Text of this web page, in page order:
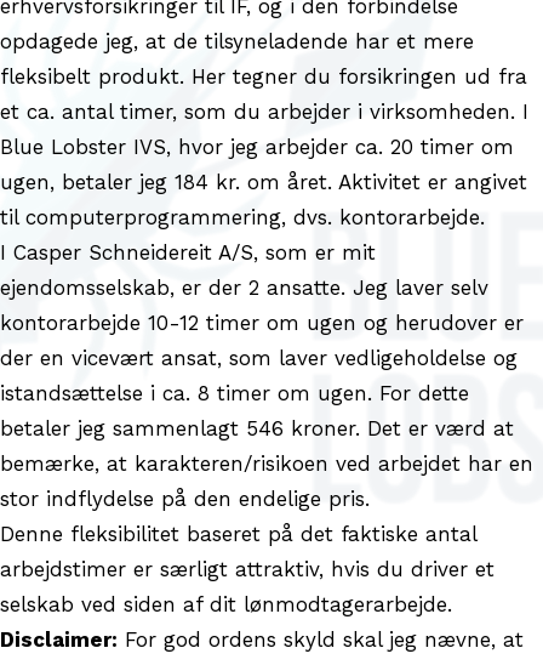
erhvervsforsikringer til IF, og i den forbindelse
opdagede jeg, at de tilsyneladende har et mere
fleksibelt produkt. Her tegner du forsikringen ud fra
et ca. antal timer, som du arbejder i virksomheden. I
Blue Lobster IVS, hvor jeg arbejder ca. 20 timer om
ugen, betaler jeg 184 kr. om året. Aktivitet er angivet
til computerprogrammering, dvs. kontorarbejde.
I Casper Schneidereit A/S, som er mit
ejendomsselskab, er der 2 ansatte. Jeg laver selv
kontorarbejde 10-12 timer om ugen og herudover er
der en vicevært ansat, som laver vedligeholdelse og
istandsættelse i ca. 8 timer om ugen. For dette
betaler jeg sammenlagt 546 kroner. Det er værd at
bemærke, at karakteren/risikoen ved arbejdet har en
stor indflydelse på den endelige pris.
Denne fleksibilitet baseret på det faktiske antal
arbejdstimer er særligt attraktiv, hvis du driver et
selskab ved siden af dit lønmodtagerarbejde.
Disclaimer: For god ordens skyld skal jeg nævne, at